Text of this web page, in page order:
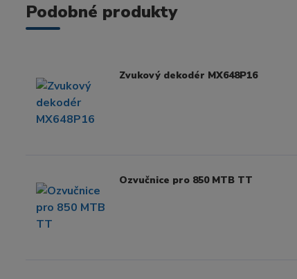
Podobné produkty
Zvukový dekodér MX648P16
Ozvučnice pro 850 MTB TT